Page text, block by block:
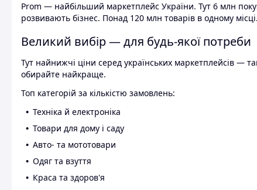
Prom — найбільший маркетплейс України. Тут 6 млн
розвивають бізнес. Понад 120 млн товарів в одному місці.
Великий вибір — для будь-якої потреби
Тут найнижчі ціни серед українських маркетплейсів —
обирайте найкраще.
Топ категорій за кількістю замовлень:
Техніка й електроніка
Товари для дому і саду
Авто- та мототовари
Одяг та взуття
Краса та здоров'я